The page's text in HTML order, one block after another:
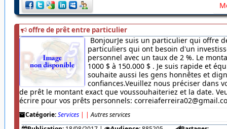
offre de prêt entre particulier
BonjourJe suis un particulier qui offre
particuliers qui ont besoin d'un
personnel avec un taux de 2 %. Le
1000 $ à 150.000 $ . Je suis rapide et
souhaite aussi les gens honnêtes et
confiances.Veuillez nous préciser dans
de prêt le montant exact que voussouhaiteriez et la date.
écrire pour vos prêts personnels:
Catégorie:Services | | Autres services